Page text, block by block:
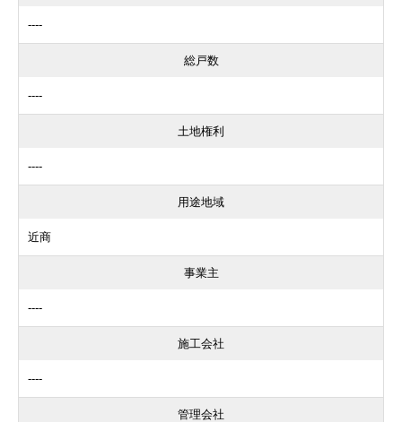
----
総戸数
----
土地権利
----
用途地域
近商
事業主
----
施工会社
----
管理会社